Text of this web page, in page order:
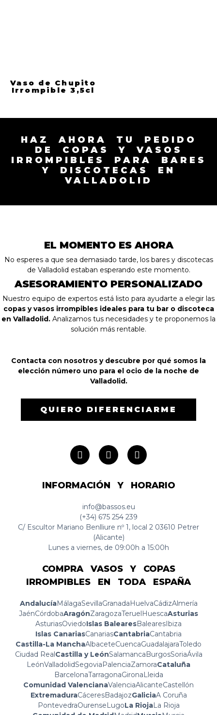
Vaso de Chupito
Irrompible 3,5cl
HAZ AHORA TU PEDIDO
DE COPAS Y VASOS
IRROMPIBLES PARA BARES
Y DISCOTECAS EN
VALLADOLID
EL MOMENTO ES AHORA
No esperes a que sea demasiado tarde, los bares y discotecas
de Valladolid estaban esperando este momento.
ASESORAMIENTO PERSONALIZADO
Nuestro equipo de expertos está listo para ayudarte a elegir las
copas y vasos irrompibles ideales para tu bar o discoteca
en Valladolid. Analizamos tus necesidades y te proponemos la
solución más rentable.
Contacta con nosotros y descubre por qué somos la
elección número uno para el ocio de la noche de
Valladolid.
QUIERO DIFERENCIARME
INFORMACIÓN Y HORARIO
info@bassos.eu
(+34) 675 254 239
C/ Escultor Mariano Benlliure nº 1, local 2 03610 Petrer
(Alicante)
Lunes a viernes, de 09:00h a 15:00h
COMPRA VASOS Y COPAS
IRROMPIBLES EN TODA ESPAÑA
AndalucíaMálagaSevillaGranadaHuelvaCádizAlmería
JaénCórdobaAragónZaragozaTeruelHuescaAsturias
AsturiasOviedoIslas BalearesBalearesIbiza
Islas CanariasCanariasCantabriaCantabria
Castilla-La ManchaAlbaceteCuencaGuadalajaraToledo
Ciudad RealCastilla y LeónSalamancaBurgosSoriaÁvila
LeónValladolidSegoviaPalenciaZamoraCataluña
BarcelonaTarragonaGironaLleida
Comunidad ValencianaValenciaAlicanteCastellón
ExtremaduraCáceresBadajozGaliciaA Coruña
PontevedraOurenseLugoLa RiojaLa Rioja